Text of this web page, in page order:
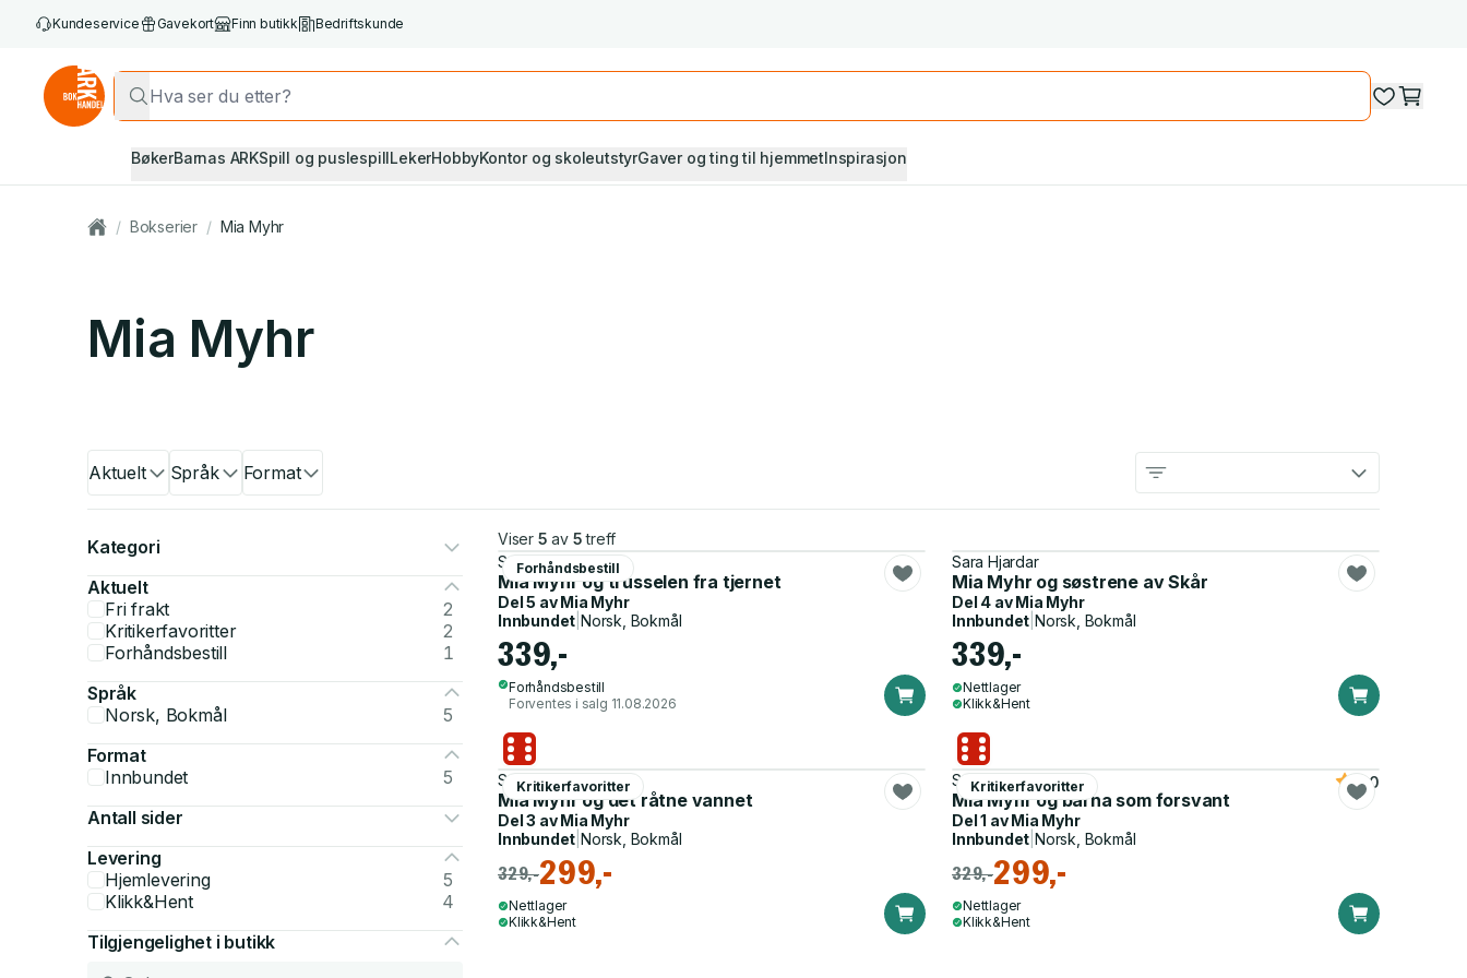
Kundeservice Gavekort Finn butikk Bedriftskunde
BøkerBarnas ARKSpill og puslespillLekerHobbyKontor og skoleutstyrGaver og ting til hjemmetInspirasjon
/ Bokserier / Mia Myhr
Mia Myhr
Aktuelt Språk Format
Kategori
Aktuelt
Fri frakt
2
Kritikerfavoritter
2
Forhåndsbestill
1
Språk
Norsk, Bokmål
5
Format
Innbundet
5
Antall sider
Levering
Hjemlevering
5
Klikk&Hent
4
Tilgjengelighet i butikk
Viser 5 av 5 treff
Forhåndsbestill
Sara Hjardar
Mia Myhr og trusselen fra tjernet
Del 5 avMia Myhr
Innbundet |Norsk, Bokmål
339,-
Forhåndsbestill
Forventes i salg 11.08.2026
Sara Hjardar
Mia Myhr og søstrene av Skår
Del 4 avMia Myhr
Innbundet |Norsk, Bokmål
339,-
Nettlager
Klikk&Hent
Kritikerfavoritter
Sara Hjardar
Mia Myhr og det råtne vannet
Del 3 avMia Myhr
Innbundet |Norsk, Bokmål
329,-299,-
Nettlager
Klikk&Hent
Kritikerfavoritter
Sara Hjardar
Mia Myhr og barna som forsvant
5.0
Del 1 avMia Myhr
Innbundet |Norsk, Bokmål
329,-299,-
Nettlager
Klikk&Hent